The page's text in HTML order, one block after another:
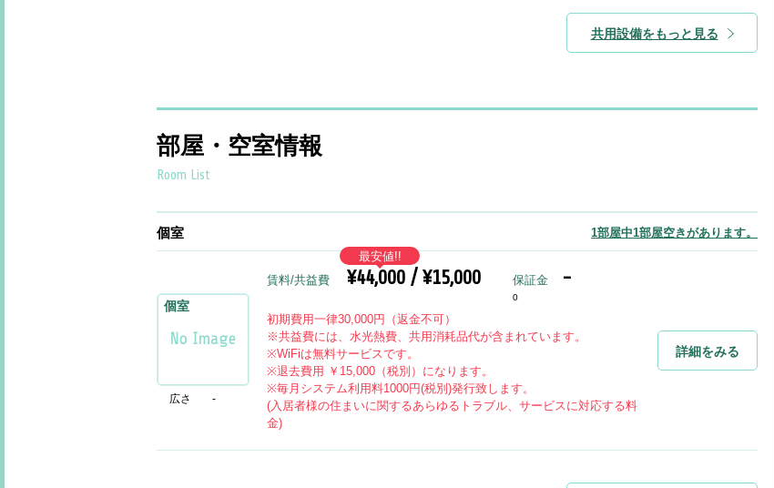
共用設備をもっと見る
部屋・空室情報
Room List
個室 1部屋中1部屋空きがあります。
個室
広さ -
賃料/共益費 ¥44,000 / ¥15,000
最安値!!
保証金
-
0
初期費用一律30,000円（返金不可）
※共益費には、水光熱費、共用消耗品代が含まれています。
※WiFiは無料サービスです。
※退去費用 ￥15,000（税別）になります。
※毎月システム利用料1000円(税別)発行致します。
(入居者様の住まいに関するあらゆるトラブル、サービスに対応する料
金)
詳細をみる